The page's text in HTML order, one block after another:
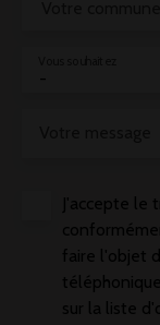
-
J'accepte le
faire l'objet
sur la liste